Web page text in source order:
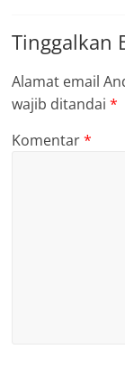
Tinggalkan
Alamat email
wajib ditandai*
Komentar*